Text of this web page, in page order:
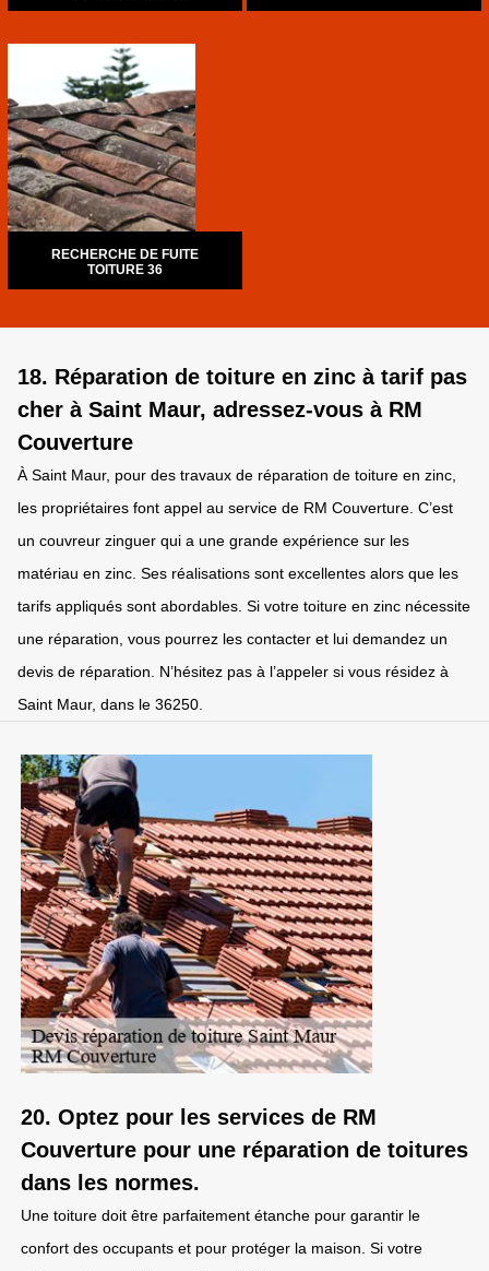
RECHERCHE DE FUITE
TOITURE 36
18. Réparation de toiture en zinc à tarif pas
cher à Saint Maur, adressez-vous à RM
Couverture
À Saint Maur, pour des travaux de réparation de toiture en zinc,
les propriétaires font appel au service de RM Couverture. C’est
un couvreur zinguer qui a une grande expérience sur les
matériau en zinc. Ses réalisations sont excellentes alors que les
tarifs appliqués sont abordables. Si votre toiture en zinc nécessite
une réparation, vous pourrez les contacter et lui demandez un
devis de réparation. N’hésitez pas à l’appeler si vous résidez à
Saint Maur, dans le 36250.
20. Optez pour les services de RM
Couverture pour une réparation de toitures
dans les normes.
Une toiture doit être parfaitement étanche pour garantir le
confort des occupants et pour protéger la maison. Si votre